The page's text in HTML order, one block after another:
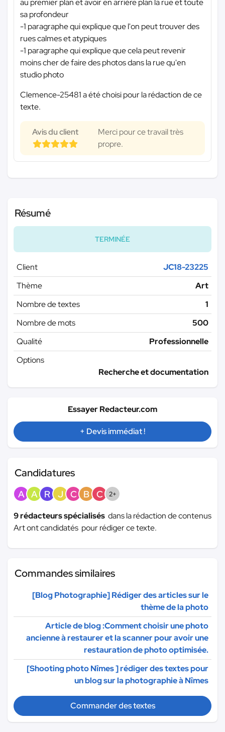
sa profondeur
-1 paragraphe qui explique que l'on peut trouver des
rues calmes et atypiques
-1 paragraphe qui explique que cela peut revenir
moins cher de faire des photos dans la rue qu'en
studio photo
Clemence-25481 a été choisi pour la rédaction de ce
texte.
Avis du client
Merci pour ce travail très
propre.
Résumé
TERMINÉE
Client
JC18-23225
Thème
Art
Nombre de textes
1
Nombre de mots
500
Qualité
Professionnelle
Options
Recherche et documentation
Essayer Redacteur.com
+ Devis immédiat !
Candidatures
A A R J C B C 2+
9 rédacteurs spécialisés dans la rédaction de contenus
Art ont candidatés pour rédiger ce texte.
Commandes similaires
[Blog Photographie] Rédiger des articles sur le
thème de la photo
Article de blog :Comment choisir une photo
ancienne à restaurer et la scanner pour avoir une
restauration de photo optimisée.
[Shooting photo Nîmes ] rédiger des textes pour
un blog sur la photographie à Nîmes
Commander des textes